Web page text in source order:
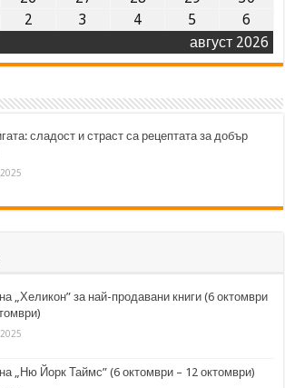
август 2026
2 3 4 5 6
сладост и страст са рецептата за добър
„Хеликон” за най-продавани книги (6 октомври
„Ню Йорк Таймс” (6 октомври – 12 октомври)